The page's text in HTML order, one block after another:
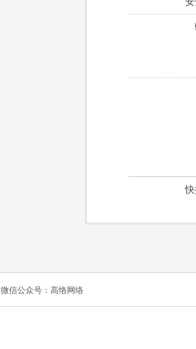
微信公众号：高恪网络